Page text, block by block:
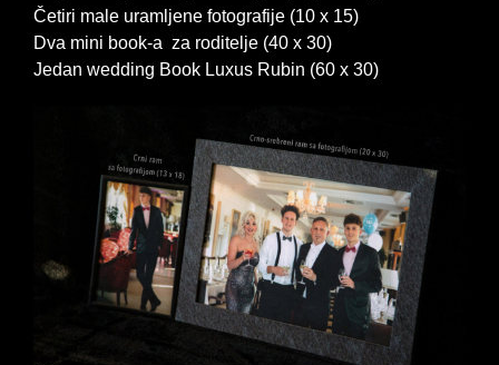
Četiri male uramljene fotografije (10 x 15)
Dva mini book-a za roditelje (40 x 30)
Jedan wedding Book Luxus Rubin (60 x 30)